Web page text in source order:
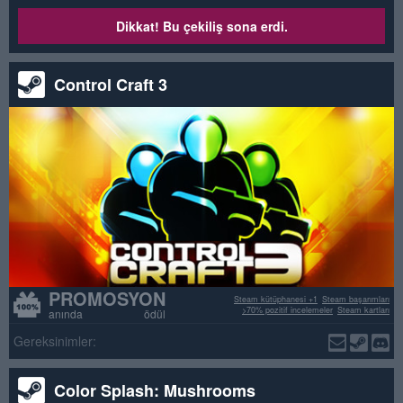
Dikkat! Bu çekiliş sona erdi.
Control Craft 3
PROMOSYON
anında ödül
Steam başarımları
Steam kütüphanesi +1
Steam kartları
>70% pozitif incelemeler
Gereksinimler:
Color Splash: Mushrooms